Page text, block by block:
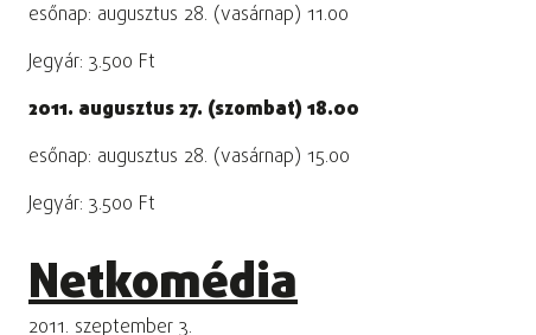
esőnap: augusztus 28. (vasárnap) 11.00
Jegyár: 3.500 Ft
2011. augusztus 27. (szombat) 18.00
esőnap: augusztus 28. (vasárnap) 15.00
Jegyár: 3.500 Ft
Netkomédia
2011. szeptember 3.